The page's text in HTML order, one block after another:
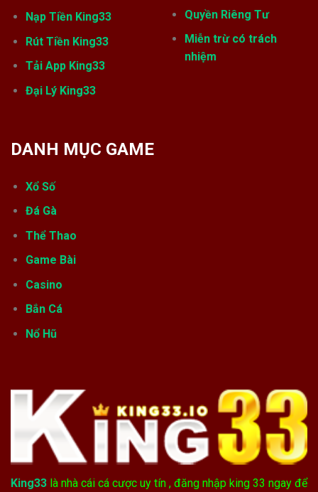
Nạp Tiền King33
Rút Tiền King33
Tải App King33
Đại Lý King33
Quyền Riêng Tư
Miễn trừ có trách
nhiệm
DANH MỤC GAME
Xổ Số
Đá Gà
Thể Thao
Game Bài
Casino
Bắn Cá
Nổ Hũ
King33 là nhà cái cá cược uy tín , đăng nhập king 33 ngay để